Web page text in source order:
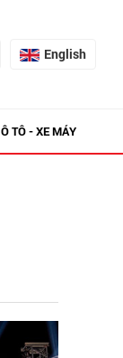
English
Ô TÔ - XE MÁY